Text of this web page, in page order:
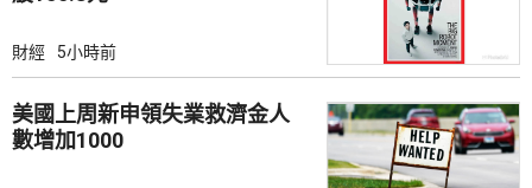
財經 5小時前
美國上周新申領失業救濟金人
數增加1000